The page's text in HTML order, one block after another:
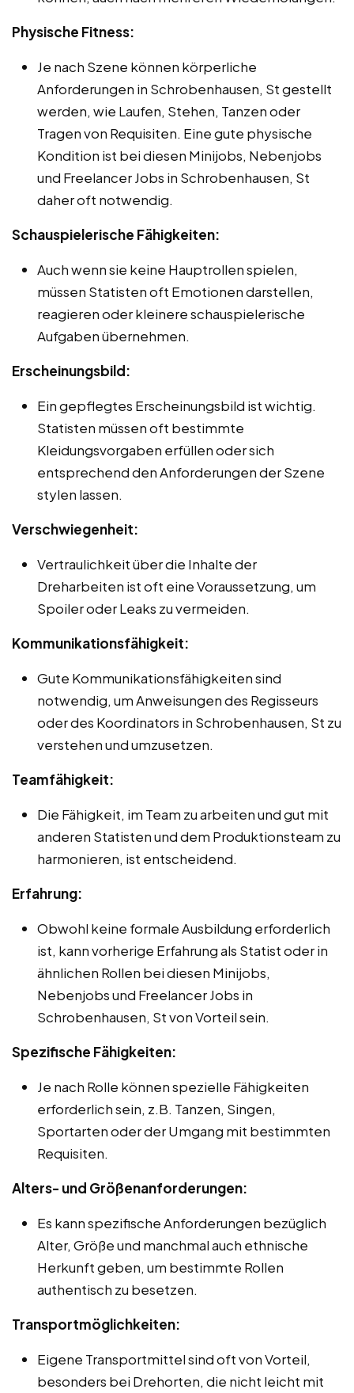
Physische Fitness:
Je nach Szene können körperliche
Anforderungen in Schrobenhausen, St gestellt
werden, wie Laufen, Stehen, Tanzen oder
Tragen von Requisiten. Eine gute physische
Kondition ist bei diesen Minijobs, Nebenjobs
und Freelancer Jobs in Schrobenhausen, St
daher oft notwendig.
Schauspielerische Fähigkeiten:
Auch wenn sie keine Hauptrollen spielen,
müssen Statisten oft Emotionen darstellen,
reagieren oder kleinere schauspielerische
Aufgaben übernehmen.
Erscheinungsbild:
Ein gepflegtes Erscheinungsbild ist wichtig.
Statisten müssen oft bestimmte
Kleidungsvorgaben erfüllen oder sich
entsprechend den Anforderungen der Szene
stylen lassen.
Verschwiegenheit:
Vertraulichkeit über die Inhalte der
Dreharbeiten ist oft eine Voraussetzung, um
Spoiler oder Leaks zu vermeiden.
Kommunikationsfähigkeit:
Gute Kommunikationsfähigkeiten sind
notwendig, um Anweisungen des Regisseurs
oder des Koordinators in Schrobenhausen, St zu
verstehen und umzusetzen.
Teamfähigkeit:
Die Fähigkeit, im Team zu arbeiten und gut mit
anderen Statisten und dem Produktionsteam zu
harmonieren, ist entscheidend.
Erfahrung:
Obwohl keine formale Ausbildung erforderlich
ist, kann vorherige Erfahrung als Statist oder in
ähnlichen Rollen bei diesen Minijobs,
Nebenjobs und Freelancer Jobs in
Schrobenhausen, St von Vorteil sein.
Spezifische Fähigkeiten:
Je nach Rolle können spezielle Fähigkeiten
erforderlich sein, z.B. Tanzen, Singen,
Sportarten oder der Umgang mit bestimmten
Requisiten.
Alters- und Größenanforderungen:
Es kann spezifische Anforderungen bezüglich
Alter, Größe und manchmal auch ethnische
Herkunft geben, um bestimmte Rollen
authentisch zu besetzen.
Transportmöglichkeiten:
Eigene Transportmittel sind oft von Vorteil,
besonders bei Drehorten, die nicht leicht mit